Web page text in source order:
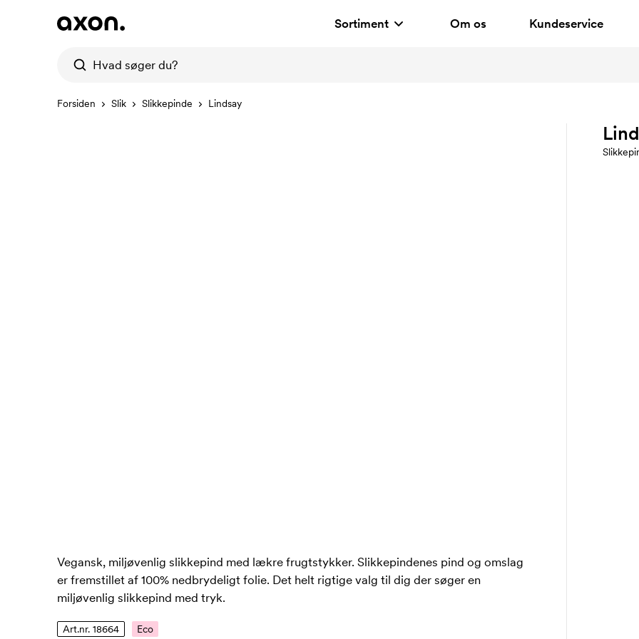
Sortiment Om os Kundeservice
Forsiden Slik Slikkepinde Lindsay
Vegansk, miljøvenlig slikkepind med lækre frugtstykker. Slikkepindenes pind og omslag
er fremstillet af 100% nedbrydeligt folie. Det helt rigtige valg til dig der søger en
miljøvenlig slikkepind med tryk.
Art.nr. 18664 Eco